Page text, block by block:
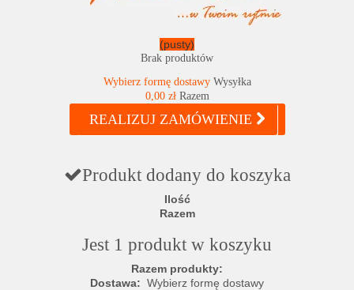
(pusty)
Brak produktów
Wybierz formę dostawy Wysyłka
0,00 zł Razem
REALIZUJ ZAMÓWIENIE
Produkt dodany do koszyka
Ilość
Razem
Jest 1 produkt w koszyku
Razem produkty:
Dostawa: Wybierz formę dostawy